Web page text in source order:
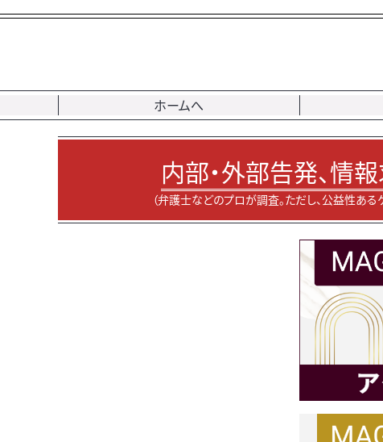
ホームへ
内部・外部告発、情報
（弁護士などのプロが調査。ただし、公益性ある